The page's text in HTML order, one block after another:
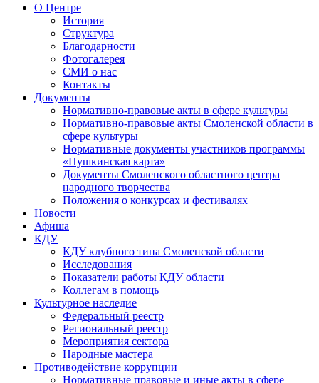
О Центре
История
Структура
Благодарности
Фотогалерея
СМИ о нас
Контакты
Документы
Нормативно-правовые акты в сфере культуры
Нормативно-правовые акты Смоленской области в
сфере культуры
Нормативные документы участников программы
«Пушкинская карта»
Документы Смоленского областного центра
народного творчества
Положения о конкурсах и фестивалях
Новости
Афиша
КДУ
КДУ клубного типа Смоленской области
Исследования
Показатели работы КДУ области
Коллегам в помощь
Культурное наследие
Федеральный реестр
Региональный реестр
Мероприятия сектора
Народные мастера
Противодействие коррупции
Нормативные правовые и иные акты в сфере